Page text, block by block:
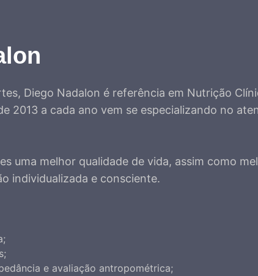
Diego Nadalon é referência em Nutrição
2013 a cada ano vem se especializando no
uma melhor qualidade de vida, assim como
individualizada e consciente.
e avaliação antropométrica;